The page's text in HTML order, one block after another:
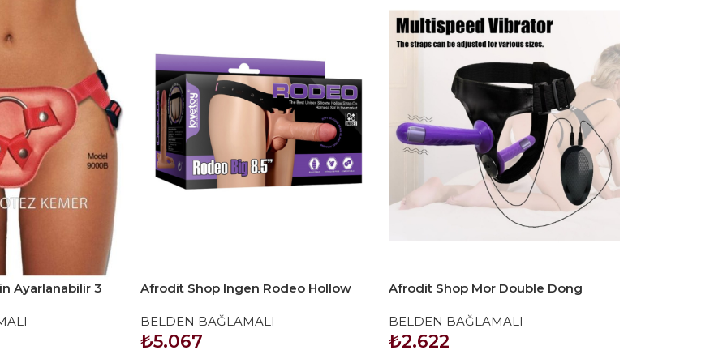
Ayarlanabilir 3
Afrodit Shop Ingen Rodeo Hollow
BELDEN BAĞLAMALI
₺5.067
Afrodit Shop Mor Double Dong
Taraflı Bisex Dildo Vibratör
BELDEN BAĞLAMALI
₺2.622